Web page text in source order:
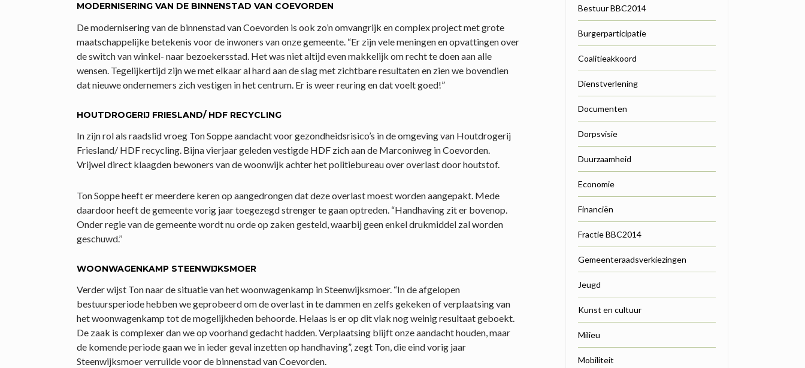
MODERNISERING VAN DE BINNENSTAD VAN COEVORDEN
De modernisering van de binnenstad van Coevorden is ook zo’n omvangrijk en complex project met grote
maatschappelijke betekenis voor de inwoners van onze gemeente. “Er zijn vele meningen en opvattingen over
de switch van winkel- naar bezoekersstad. Het was niet altijd even makkelijk om recht te doen aan alle
wensen. Tegelijkertijd zijn we met elkaar al hard aan de slag met zichtbare resultaten en zien we bovendien
dat nieuwe ondernemers zich vestigen in het centrum. Er is weer reuring en dat voelt goed!”
HOUTDROGERIJ FRIESLAND/ HDF RECYCLING
In zijn rol als raadslid vroeg Ton Soppe aandacht voor gezondheidsrisico’s in de omgeving van Houtdrogerij
Friesland/ HDF recycling. Bijna vierjaar geleden vestigde HDF zich aan de Marconiweg in Coevorden.
Vrijwel direct klaagden bewoners van de woonwijk achter het politiebureau over overlast door houtstof.
Ton Soppe heeft er meerdere keren op aangedrongen dat deze overlast moest worden aangepakt. Mede
daardoor heeft de gemeente vorig jaar toegezegd strenger te gaan optreden. “Handhaving zit er bovenop.
Onder regie van de gemeente wordt nu orde op zaken gesteld, waarbij geen enkel drukmiddel zal worden
geschuwd.’’
WOONWAGENKAMP STEENWIJKSMOER
Verder wijst Ton naar de situatie van het woonwagenkamp in Steenwijksmoer. “In de afgelopen
bestuursperiode hebben we geprobeerd om de overlast in te dammen en zelfs gekeken of verplaatsing van
het woonwagenkamp tot de mogelijkheden behoorde. Helaas is er op dit vlak nog weinig resultaat geboekt.
De zaak is complexer dan we op voorhand gedacht hadden. Verplaatsing blijft onze aandacht houden, maar
de komende periode gaan we in ieder geval inzetten op handhaving”, zegt Ton, die eind vorig jaar
Steenwijksmoer verruilde voor de binnenstad van Coevorden.
Bestuur BBC2014
Burgerparticipatie
Coalitieakkoord
Dienstverlening
Documenten
Dorpsvisie
Duurzaamheid
Economie
Financiën
Fractie BBC2014
Gemeenteraadsverkiezingen
Jeugd
Kunst en cultuur
Milieu
Mobiliteit